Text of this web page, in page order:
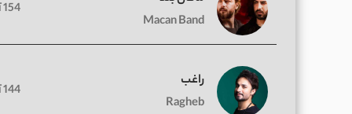
Macan Band
154 آهنگ
راغب
Ragheb
144 آهنگ